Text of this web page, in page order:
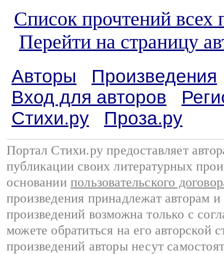
Список прочтений всех
Перейти на страницу
Авторы
Произведения
Вход для авторов
Стихи.ру
Проза.ру
Портал Стихи.ру предоставляет
публикации своих литературных
основании пользовательского
произведения принадлежат авторам
произведений возможна только с
можете обратиться на его авторской
произведений авторы несут